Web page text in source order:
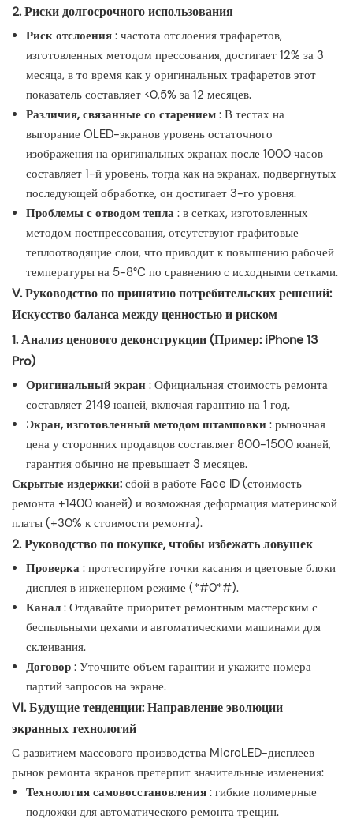
2. Риски долгосрочного использования
Риск отслоения : частота отслоения трафаретов,
изготовленных методом прессования, достигает 12% за 3
месяца, в то время как у оригинальных трафаретов этот
показатель составляет <0,5% за 12 месяцев.
Различия, связанные со старением : В тестах на
выгорание OLED-экранов уровень остаточного
изображения на оригинальных экранах после 1000 часов
составляет 1-й уровень, тогда как на экранах, подвергнутых
последующей обработке, он достигает 3-го уровня.
Проблемы с отводом тепла : в сетках, изготовленных
методом постпрессования, отсутствуют графитовые
теплоотводящие слои, что приводит к повышению рабочей
температуры на 5-8°C по сравнению с исходными сетками.
V. Руководство по принятию потребительских решений:
Искусство баланса между ценностью и риском
1. Анализ ценового деконструкции (Пример: iPhone 13
Pro)
Оригинальный экран : Официальная стоимость ремонта
составляет 2149 юаней, включая гарантию на 1 год.
Экран, изготовленный методом штамповки : рыночная
цена у сторонних продавцов составляет 800-1500 юаней,
гарантия обычно не превышает 3 месяцев.
Скрытые издержки: сбой в работе Face ID (стоимость
ремонта +1400 юаней) и возможная деформация материнской
платы (+30% к стоимости ремонта).
2. Руководство по покупке, чтобы избежать ловушек
Проверка : протестируйте точки касания и цветовые блоки
дисплея в инженерном режиме (*#0*#).
Канал : Отдавайте приоритет ремонтным мастерским с
беспыльными цехами и автоматическими машинами для
склеивания.
Договор : Уточните объем гарантии и укажите номера
партий запросов на экране.
VI. Будущие тенденции: Направление эволюции
экранных технологий
С развитием массового производства MicroLED-дисплеев
рынок ремонта экранов претерпит значительные изменения:
Технология самовосстановления : гибкие полимерные
подложки для автоматического ремонта трещин.